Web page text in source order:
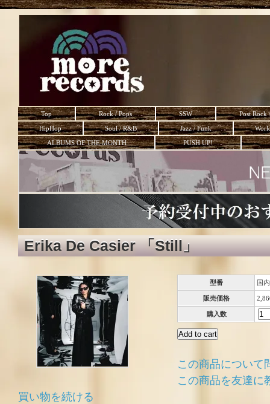
Top Rock / Pops SSW
Post Rock
HipHop
Soul / R&B Jazz / Funk
ALBUMS OF THE MONTH
PUSH UP!
Erika De Casier 「Still」
型番 国
販売価格
購入数
この商品について
この商品を友達に
買い物を続ける